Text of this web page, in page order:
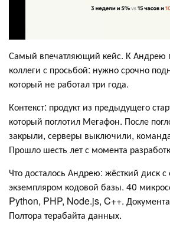
Самый впечатляющий кейс. К
коллеги с просьбой: нужно срочно
который не работал три года.
Контекст: продукт из предыдущего
который поглотил Мегафон. После
закрыли, серверы выключили,
Прошло шесть лет с момента
Что досталось Андрею: жёсткий диск
экземпляром кодовой базы. 40
Python, PHP, Node.js, C++.
Полтора терабайта данных.